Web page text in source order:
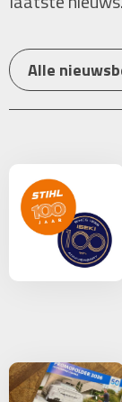
Alle